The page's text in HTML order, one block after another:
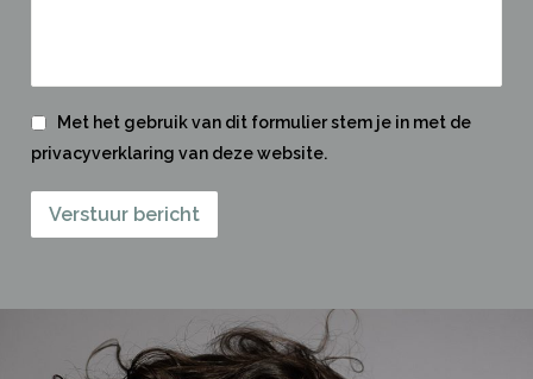
Met het gebruik van dit formulier stem je in met de
privacyverklaring van deze website.
Verstuur bericht